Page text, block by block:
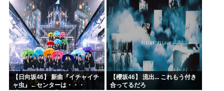
【日向坂46】 新曲『イチャイチ
ャ虫』←センターは・・・
【櫻坂46】 流出... これもう付き
合ってるだろ